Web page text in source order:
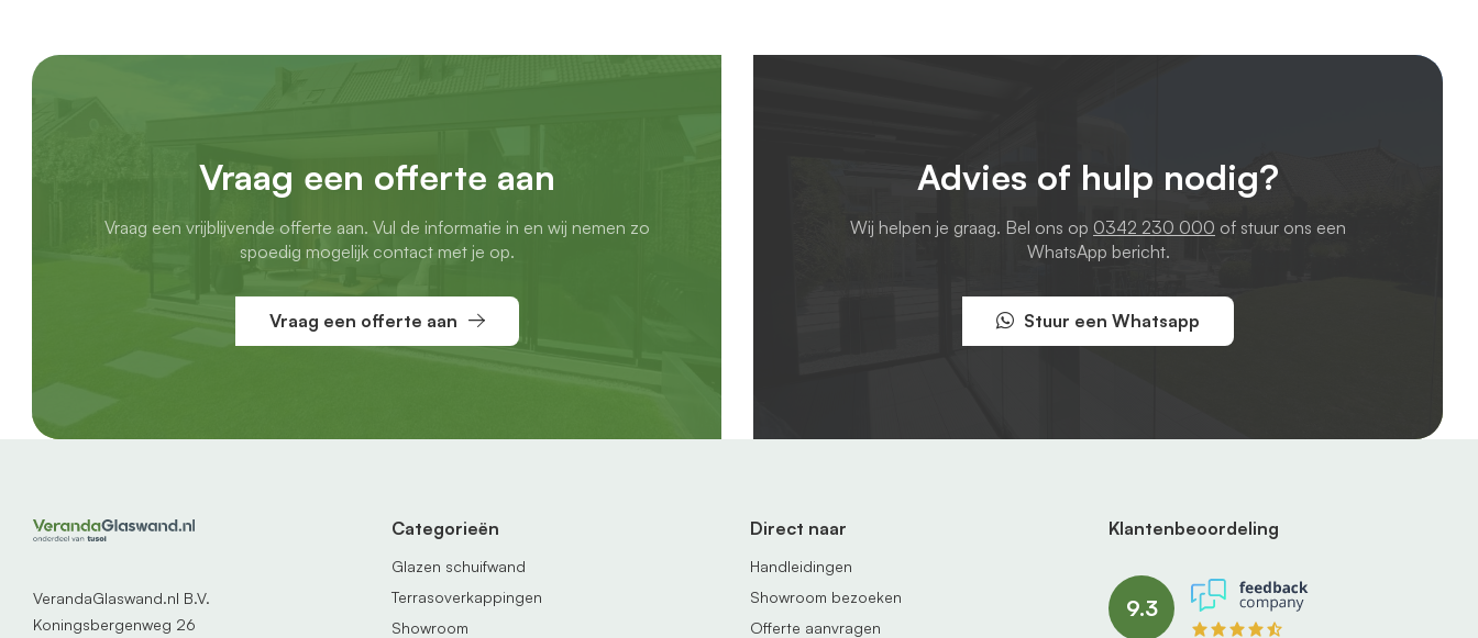
Vraag een offerte aan
Vraag een vrijblijvende offerte aan. Vul de informatie in en wij nemen zo
spoedig mogelijk contact met je op.
Vraag een offerte aan
Advies of hulp nodig?
Wij helpen je graag. Bel ons op 0342 230 000 of stuur ons een
WhatsApp bericht.
Stuur een Whatsapp
VerandaGlaswand.nl B.V.
Koningsbergenweg 26
Categorieën
Glazen schuifwand
Terrasoverkappingen
Showroom
Direct naar
Handleidingen
Showroom bezoeken
Offerte aanvragen
Klantenbeoordeling
9.3